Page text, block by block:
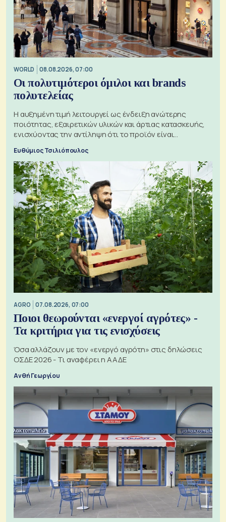
WORLD 08.08.2026, 07:00
Οι πολυτιμότεροι όμιλοι και brands
πολυτελείας
Η αυξημένη τιμή λειτουργεί ως ένδειξη ανώτερης
ποιότητας, εξαιρετικών υλικών και άρτιας κατασκευής,
ενισχύοντας την αντίληψη ότι το προϊόν είναι
Ευθύμιος Τσιλιόπουλος
AGRO 07.08.2026, 07:00
Ποιοι θεωρούνται «ενεργοί αγρότες» -
Τα κριτήρια για τις ενισχύσεις
Όσα αλλάζουν με τον «ενεργό αγρότη» στις δηλώσεις
ΟΣΔΕ 2026 - Τι αναφέρει η ΑΑΔΕ
Ανθή Γεωργίου